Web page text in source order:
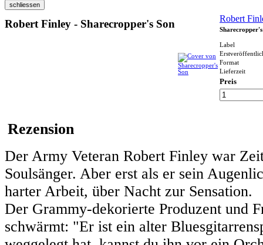
Robert Finley - Sharecropper's Son Robert
Sharecropper's
Label
Format
Lieferzeit
Preis
Rezension
Der Army Veteran Robert Finley war
Soulsänger. Aber erst als er sein
harter Arbeit, über Nacht zur Sensation.
Der Grammy-dekorierte Produzent und
schwärmt: "Er ist ein alter